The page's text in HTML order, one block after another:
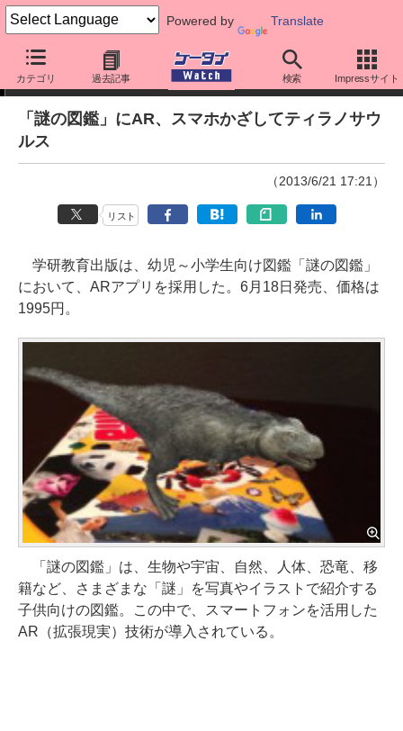
Powered by Translate
カテゴリ 過去記事 検索 Impressサイト
ニュース
「謎の図鑑」にAR、スマホかざしてティラノサウ
ルス
（2013/6/21 17:21）
リスト
学研教育出版は、幼児～小学生向け図鑑「謎の図鑑」
において、ARアプリを採用した。6月18日発売、価格は
1995円。
「謎の図鑑」は、生物や宇宙、自然、人体、恐竜、移
籍など、さまざまな「謎」を写真やイラストで紹介する
子供向けの図鑑。この中で、スマートフォンを活用した
AR（拡張現実）技術が導入されている。